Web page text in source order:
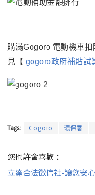
購滿Gogoro 電動機車扣
見 【 gogoro政府補貼試
Tags: Gogoro 環保署
您也許會喜歡：
立達合法徵信社-讓您安